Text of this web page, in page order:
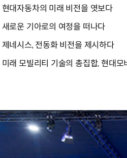
현대자동차의 미래 비전을 엿보다
새로운 기아로의 여정을 떠나다
제네시스, 전동화 비전을 제시하다
미래 모빌리티 기술의 총집합, 현대모